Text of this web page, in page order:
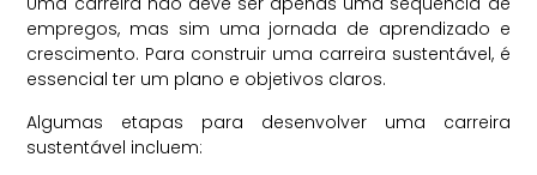
empregos, mas sim uma jornada de aprendizado e
crescimento. Para construir uma carreira sustentável, é
essencial ter um plano e objetivos claros.
Algumas etapas para desenvolver uma carreira
sustentável incluem: